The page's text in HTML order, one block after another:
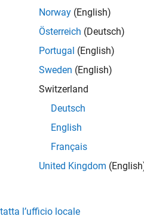
Norway (English)
Österreich (Deutsch)
Portugal (English)
Sweden (English)
Switzerland
Deutsch
English
Français
United Kingdom
l’ufficio locale